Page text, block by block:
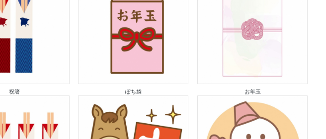
祝箸 ぽち袋 お年玉